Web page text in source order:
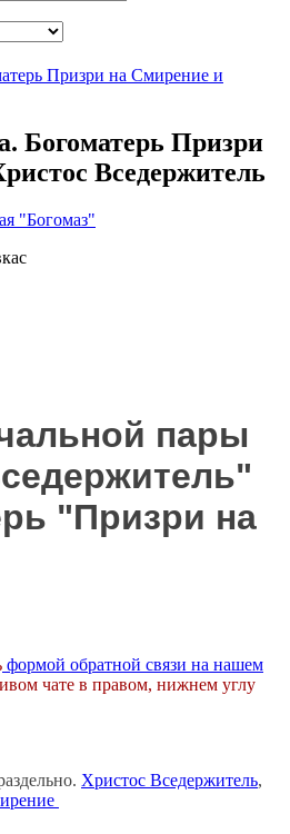
Богоматерь Призри
Вседержитель
"Богомаз"
пары
"Призри на
формой обратной связи на нашем
чате в правом, нижнем углу
Христос Вседержитель,